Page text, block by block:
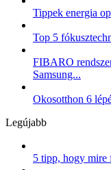
Tippek energia
Top 5
FIBARO
Samsung...
Okosotthon 6
Legújabb
5 tipp, hogy